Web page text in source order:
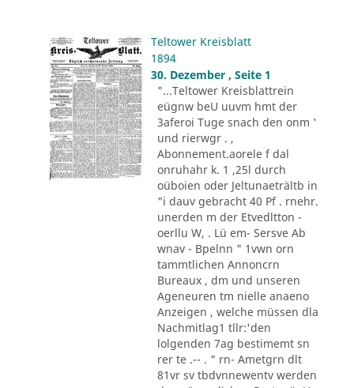
Teltower Kreisblatt
1894
30. Dezember , Seite 1
"...Teltower Kreisblattrein
eügnw beU uuvm hmt der
3aferoi Tuge snach den onm '
und rierwgr . ,
Abonnement.aorele f dal
onruhahr k. 1 ,25l durch
oüboien oder Jeltunaeträltb in
"i dauv gebracht 40 Pf . rnehr.
unerden m der Etvedltton -
oerllu W, . Lü em- Sersve Ab
wnav - Bpelnn " 1vwn orn
tammtlichen Annoncrn
Bureaux , dm und unseren
Ageneuren tm nielle anaeno
Anzeigen , welche müssen dla
Nachmitlag1 tllr:'den
lolgenden 7ag bestimemt sn
rer te .-- . " rn- Ametgrn dlt
81vr sv tbdvnnewentv werden